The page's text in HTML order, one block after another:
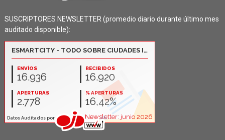
SUSCRIPTORES NEWSLETTER (promedio diario durante último mes
auditado disponible):